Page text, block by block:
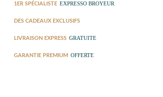
1ER SPÉCIALISTE EXPRESSO BROYEUR
DES CADEAUX EXCLUSIFS
LIVRAISON EXPRESS GRATUITE
GARANTIE PREMIUM OFFERTE